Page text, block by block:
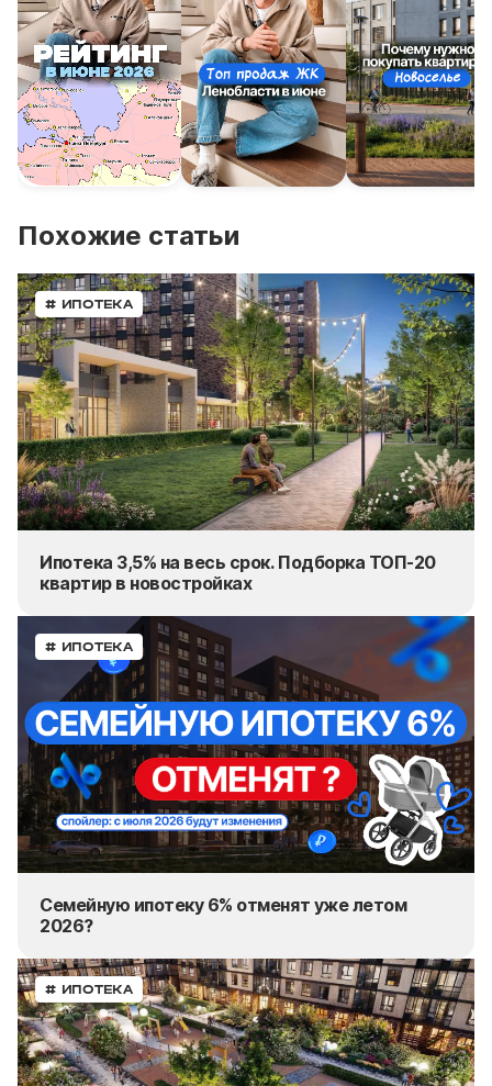
Похожие статьи
# ИПОТЕКА
Ипотека 3,5% на весь срок. Подборка ТОП-20
квартир в новостройках
# ИПОТЕКА
Семейную ипотеку 6% отменят уже летом
2026?
# ИПОТЕКА